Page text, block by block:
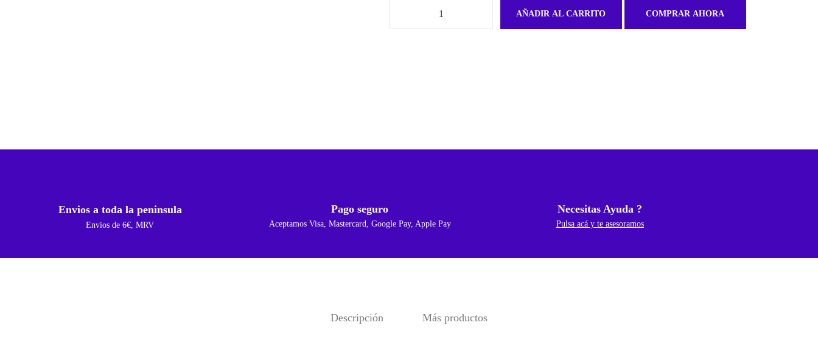
AÑADIR AL CARRITO COMPRAR AHORA
Envios a toda la peninsula
Envios de 6€, MRV
Pago seguro
Aceptamos Visa, Mastercard, Google Pay, Apple Pay
Necesitas Ayuda ?
Pulsa acá y te asesoramos
Descripción Más productos